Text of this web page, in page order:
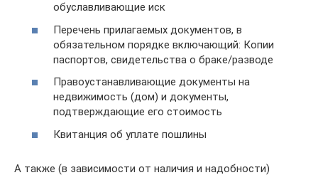
обуславливающие иск
Перечень прилагаемых документов, в
обязательном порядке включающий: Копии
паспортов, свидетельства о браке/разводе
Правоустанавливающие документы на
недвижимость (дом) и документы,
подтверждающие его стоимость
Квитанция об уплате пошлины
А также (в зависимости от наличия и надобности)